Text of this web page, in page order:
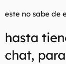
este no sabe de
hasta
chat,